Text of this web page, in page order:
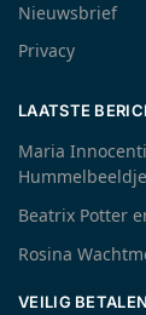
Nieuwsbrief
Privacy
LAATSTE
Maria
Beatrix Potter
Rosina
VEILIG BETALEN